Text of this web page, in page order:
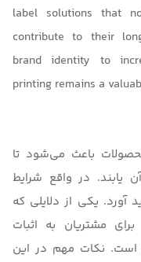
label solutions that
contribute to their
brand identity to
printing remains a
باعث می‌شود تا
یابند. در واقع شرایط
آورد. یکی از دلایلی که
مشتریان به اثبات
است. نکات مهم در این